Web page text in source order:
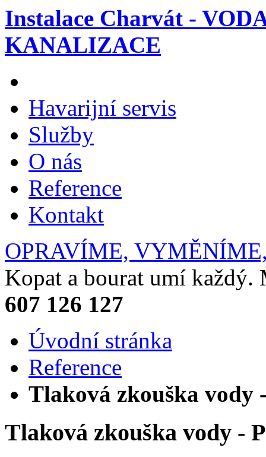
Instalace Charvát -
KANALIZACE
Havarijní servis
Služby
O nás
Reference
Kontakt
OPRAVÍME,
Kopat a bourat umí
607 126 127
Úvodní stránka
Reference
Tlaková zkouška vody
Tlaková zkouška vody -